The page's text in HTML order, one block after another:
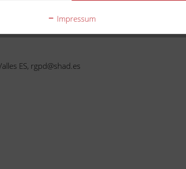
ES, rgpd@shad.es
Impressum